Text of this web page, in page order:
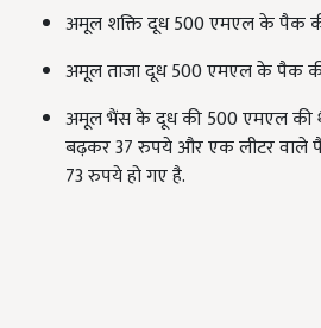
अमूल शक्ति दूध 500 एमएल के पैक
अमूल ताजा दूध 500 एमएल के पैक
अमूल भैंस के दूध की 500 एमएल की
बढ़कर 37 रुपये और एक लीटर वाले
73 रुपये हो गए है.